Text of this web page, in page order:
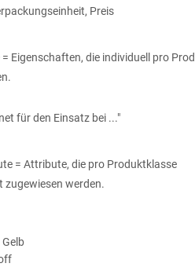
Preis
Eigenschaften, die individuell pro
für den Einsatz bei ..."
= Attribute, die pro Produktklasse
werden.